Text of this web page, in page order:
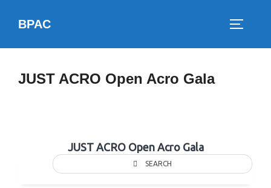
BPAC
JUST ACRO Open Acro Gala
JUST ACRO Open Acro Gala
SEARCH